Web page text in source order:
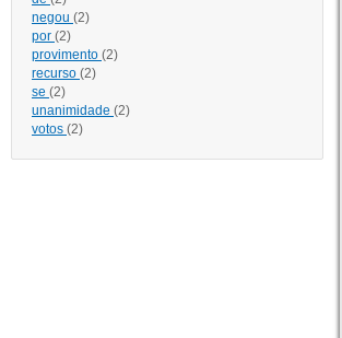
negou (2)
por (2)
provimento (2)
recurso (2)
se (2)
unanimidade (2)
votos (2)